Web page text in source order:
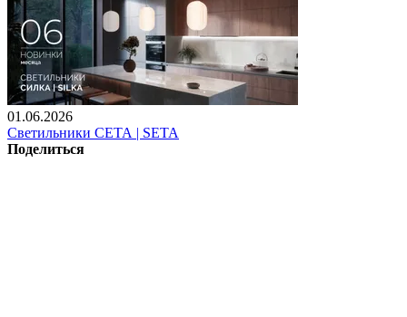
01.06.2026
Светильники СЕТА | SETA
Поделиться